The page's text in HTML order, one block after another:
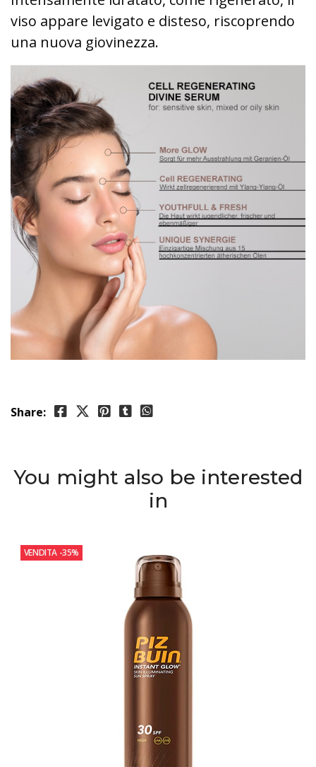
viso appare levigato e disteso, riscoprendo
una nuova giovinezza.
Share:
You might also be interested
in
VENDITA -35%